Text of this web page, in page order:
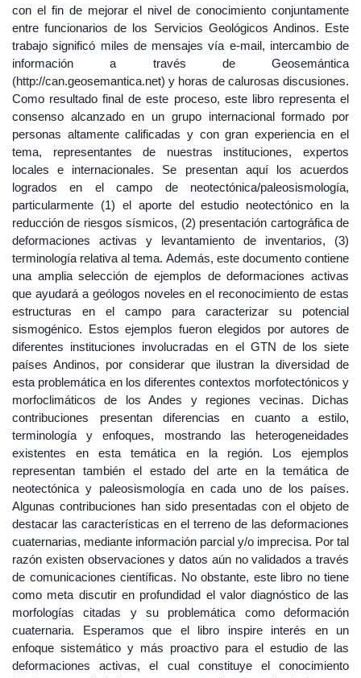
con el fin de mejorar el nivel de conocimiento conjuntamente
entre funcionarios de los Servicios Geológicos Andinos. Este
trabajo significó miles de mensajes vía e-mail, intercambio de
información a través de Geosemántica
(http://can.geosemantica.net) y horas de calurosas discusiones.
Como resultado final de este proceso, este libro representa el
consenso alcanzado en un grupo internacional formado por
personas altamente calificadas y con gran experiencia en el
tema, representantes de nuestras instituciones, expertos
locales e internacionales. Se presentan aquí los acuerdos
logrados en el campo de neotectónica/paleosismología,
particularmente (1) el aporte del estudio neotectónico en la
reducción de riesgos sísmicos, (2) presentación cartográfica de
deformaciones activas y levantamiento de inventarios, (3)
terminología relativa al tema. Además, este documento contiene
una amplia selección de ejemplos de deformaciones activas
que ayudará a geólogos noveles en el reconocimiento de estas
estructuras en el campo para caracterizar su potencial
sismogénico. Estos ejemplos fueron elegidos por autores de
diferentes instituciones involucradas en el GTN de los siete
países Andinos, por considerar que ilustran la diversidad de
esta problemática en los diferentes contextos morfotectónicos y
morfoclimáticos de los Andes y regiones vecinas. Dichas
contribuciones presentan diferencias en cuanto a estilo,
terminología y enfoques, mostrando las heterogeneidades
existentes en esta temática en la región. Los ejemplos
representan también el estado del arte en la temática de
neotectónica y paleosismología en cada uno de los países.
Algunas contribuciones han sido presentadas con el objeto de
destacar las características en el terreno de las deformaciones
cuaternarias, mediante información parcial y/o imprecisa. Por tal
razón existen observaciones y datos aún no validados a través
de comunicaciones científicas. No obstante, este libro no tiene
como meta discutir en profundidad el valor diagnóstico de las
morfologías citadas y su problemática como deformación
cuaternaria. Esperamos que el libro inspire interés en un
enfoque sistemático y más proactivo para el estudio de las
deformaciones activas, el cual constituye el conocimiento